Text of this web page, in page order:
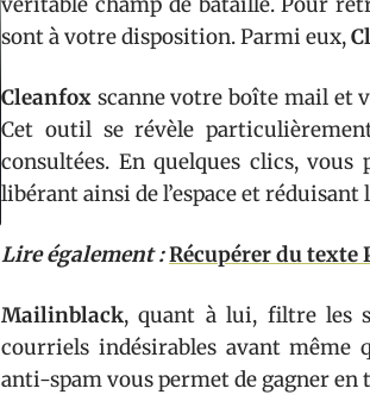
sont à votre disposition. Parmi eux,
Cleanfox scanne votre boîte mail et
Cet outil se révèle
consultées. En quelques clics,
libérant ainsi de l’espace et
Lire également :Récupérer du texte
Mailinblack, quant à lui, filtre les
courriels indésirables avant même
anti-spam vous permet de gagner